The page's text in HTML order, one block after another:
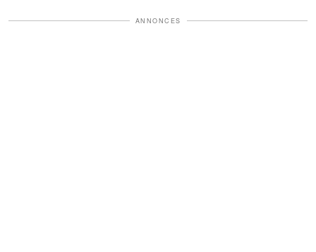
ANNONCES